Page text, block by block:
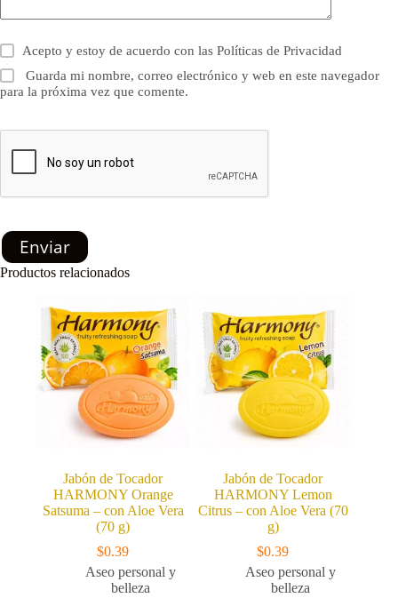
Acepto y estoy de acuerdo con lasPolíticas de Privacidad
Guarda mi nombre, correo electrónico y web en este navegador
para la próxima vez que comente.
Enviar
Productos relacionados
Jabón de Tocador
HARMONY Orange
Satsuma – con Aloe Vera
(70 g)
$0.39
Aseo personal y
belleza
Jabón de Tocador
HARMONY Lemon
Citrus – con Aloe Vera (70
g)
$0.39
Aseo personal y
belleza